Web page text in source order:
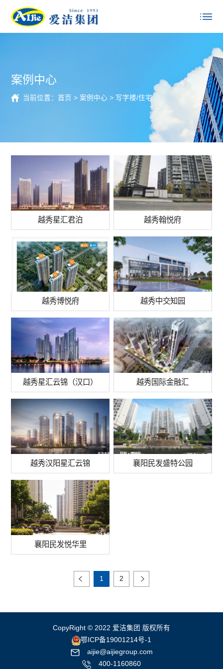
案例中心
当前位置：首页 >案例中心 > 写字楼/住宅
越秀星汇君泊 越秀翰悦府
越秀博悦府 越秀中交知园
越秀星汇云锦（汉口） 越秀国际金融汇
越秀汉阳星汇云锦 襄阳民发盛特公园
襄阳民发悦华里
1 2
CopyRight © 2022 爱洁集团 版权所有
鄂ICP备19001214号-1
aijie@aijiegroup.com
400-1160860